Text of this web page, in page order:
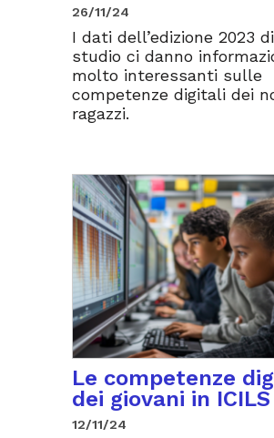
26/11/24
I dati dell’edizione 2023
studio ci danno
molto interessanti sulle
competenze digitali dei
ragazzi.
Le competenze
dei giovani in
12/11/24